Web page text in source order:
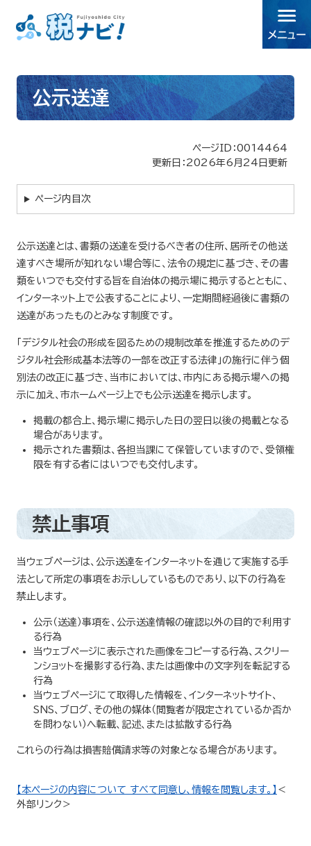
公示送達
ページID：0014464
更新日：2026年6月24日更新
ページ内目次
公示送達とは、書類の送達を受けるべき者の住所、居所その他送
達すべき場所が知れない場合等に、法令の規定に基づき、その書
類をいつでも交付する旨を自治体の掲示場に掲示するとともに、
インターネット上で公表することにより、一定期間経過後に書類の
送達があったものとみなす制度です。
「デジタル社会の形成を図るための規制改革を推進するためのデ
ジタル社会形成基本法等の一部を改正する法律」の施行に伴う個
別法の改正に基づき、当市においては、市内にある掲示場への掲
示に加え、市ホームページ上でも公示送達を掲示します。
掲載の都合上、掲示場に掲示した日の翌日以後の掲載となる
場合があります。
掲示された書類は、各担当課にて保管していますので、受領権
限を有する者にはいつでも交付します。
禁止事項
当ウェブページは、公示送達をインターネットを通じて実施する手
法として所定の事項をお示ししているものであり、以下の行為を
禁止します。
公示（送達）事項を、公示送達情報の確認以外の目的で利用す
る行為
当ウェブページに表示された画像をコピーする行為、スクリー
ンショットを撮影する行為、または画像中の文字列を転記する
行為
当ウェブページにて取得した情報を、インターネットサイト、
SNS、ブログ、その他の媒体（閲覧者が限定されているか否か
を問わない）へ転載、記述、または拡散する行為
これらの行為は損害賠償請求等の対象となる場合があります。
【本ページの内容について すべて同意し、情報を閲覧します。】 ＜
外部リンク＞